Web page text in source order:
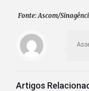
Fonte: Ascom/
Artigos